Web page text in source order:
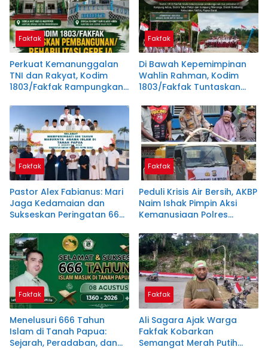
Fakfak
Perkuat Kemanunggalan
TNI dan Rakyat, Kodim
1803/Fakfak Rampungkan
Fakfak
Di Bawah Kepemimpinan
Wahlin Rahman, Kodim
1803/Fakfak Tuntaskan
Fakfak
Pastor Alex Fabianus: Mari
Jaga Kedamaian dan
Sukseskan Peringatan 666
Fakfak
Peduli Krisis Air Bersih, AKBP
Naim Ishak Pimpin Aksi
Kemanusiaan Polres
Fakfak
Menelusuri 666 Tahun
Islam di Tanah Papua:
Sejarah, Peradaban, dan
Fakfak
Ali Sagara Ajak Warga
Fakfak Kobarkan
Semangat Merah Putih